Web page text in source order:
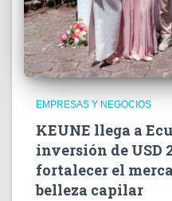
EMPRESAS Y NEGOCIOS
KEUNE llega a
inversión de USD
fortalecer el
belleza capilar